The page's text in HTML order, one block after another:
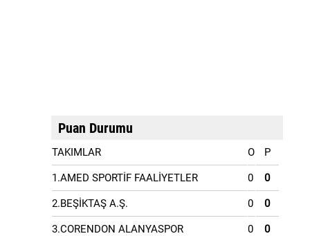
Puan Durumu
TAKIMLAR O P
1.AMED SPORTİF FAALİYETLER 0 0
2.BEŞİKTAŞ A.Ş. 0 0
3.CORENDON ALANYASPOR 0 0